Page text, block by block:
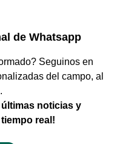
de Whatsapp
Seguinos en
del campo, al
últimas noticias y
real!